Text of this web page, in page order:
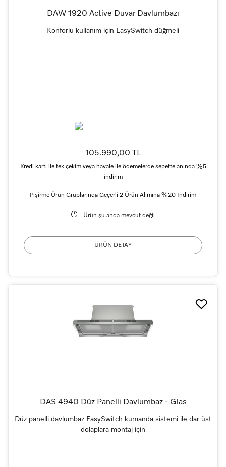
DAW 1920 Active Duvar Davlumbazı
Konforlu kullanım için EasySwitch düğmeli
105.990,00 TL
Kredi kartı ile tek çekim veya havale ile ödemelerde sepette anında %5
indirim
Pişirme Ürün Gruplarında Geçerli 2 Ürün Alımına %20 İndirim
Ürün şu anda mevcut değil
ÜRÜN DETAY
DAS 4940 Düz Panelli Davlumbaz - Glas
Düz panelli davlumbaz EasySwitch kumanda sistemi ile dar üst
dolaplara montaj için